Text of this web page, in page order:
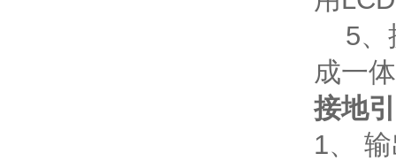
5、
成一
接地
1、